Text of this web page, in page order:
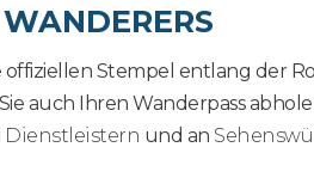
offiziellen Stempel entlang der
auch Ihren Wanderpass
Dienstleistern und an